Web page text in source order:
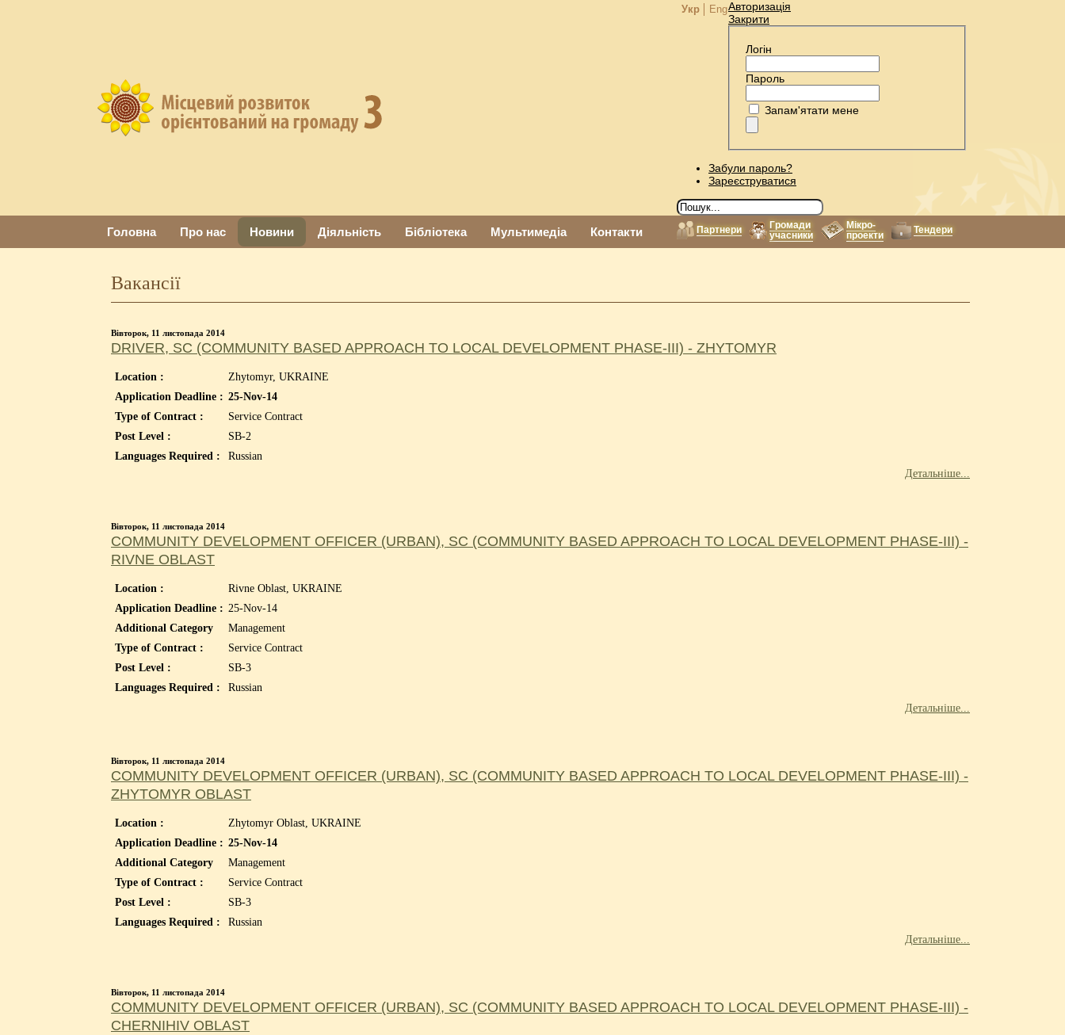
Укр EngАвторизація
Закрити
Логін
Пароль
Запам'ятати мене
Забули пароль?
Зареєструватися
Головна Про нас Новини Діяльність Бібліотека Мультимедіа Контакти Партнери
Громади
учасники
Мікро-
проекти
Тендери
Вакансії
Вівторок, 11 листопада 2014
DRIVER, SC (COMMUNITY BASED APPROACH TO LOCAL DEVELOPMENT PHASE-III) - ZHYTOMYR
Location :
Zhytomyr, UKRAINE
Application Deadline : 25-Nov-14
Type of Contract :
Service Contract
Post Level :
SB-2
Languages Required :
Russian
Детальніше...
Вівторок, 11 листопада 2014
COMMUNITY DEVELOPMENT OFFICER (URBAN), SC (COMMUNITY BASED APPROACH TO LOCAL DEVELOPMENT PHASE-III) -
RIVNE OBLAST
Location :
Rivne Oblast, UKRAINE
Application Deadline : 25-Nov-14
Additional Category
Management
Type of Contract :
Service Contract
Post Level :
SB-3
Languages Required :
Russian
Детальніше...
Вівторок, 11 листопада 2014
COMMUNITY DEVELOPMENT OFFICER (URBAN), SC (COMMUNITY BASED APPROACH TO LOCAL DEVELOPMENT PHASE-III) -
ZHYTOMYR OBLAST
Location :
Zhytomyr Oblast, UKRAINE
Application Deadline : 25-Nov-14
Additional Category
Management
Type of Contract :
Service Contract
Post Level :
SB-3
Languages Required :
Russian
Детальніше...
Вівторок, 11 листопада 2014
COMMUNITY DEVELOPMENT OFFICER (URBAN), SC (COMMUNITY BASED APPROACH TO LOCAL DEVELOPMENT PHASE-III) -
CHERNIHIV OBLAST